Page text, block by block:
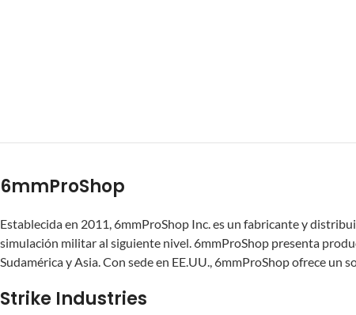
6mmProShop
Establecida en 2011, 6mmProShop Inc. es un fabricante y
simulación militar al siguiente nivel. 6mmProShop presenta
Sudamérica y Asia. Con sede en EE.UU., 6mmProShop ofrece
Strike Industries